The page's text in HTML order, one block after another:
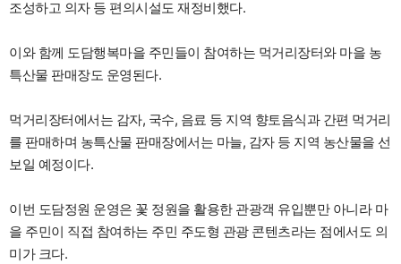
조성하고 의자 등 편의시설도 재정비했다.
이와 함께 도담행복마을 주민들이 참여하는 먹거리장터와 마을 농
특산물 판매장도 운영된다.
먹거리장터에서는 감자, 국수, 음료 등 지역 향토음식과 간편 먹거리
를 판매하며 농특산물 판매장에서는 마늘, 감자 등 지역 농산물을 선
보일 예정이다.
이번 도담정원 운영은 꽃 정원을 활용한 관광객 유입뿐만 아니라 마
을 주민이 직접 참여하는 주민 주도형 관광 콘텐츠라는 점에서도 의
미가 크다.